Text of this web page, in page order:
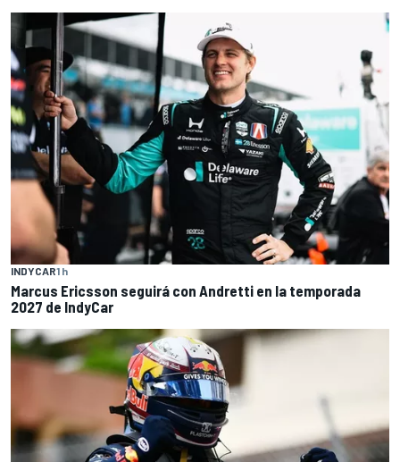
INDYCAR1 h
Marcus Ericsson seguirá con Andretti en la temporada
2027 de IndyCar